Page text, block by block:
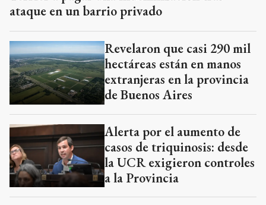
ataque en un barrio privado
Revelaron que casi 290 mil
hectáreas están en manos
extranjeras en la provincia
de Buenos Aires
Alerta por el aumento de
casos de triquinosis: desde
la UCR exigieron controles
a la Provincia